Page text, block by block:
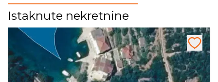
Istaknute nekretnine